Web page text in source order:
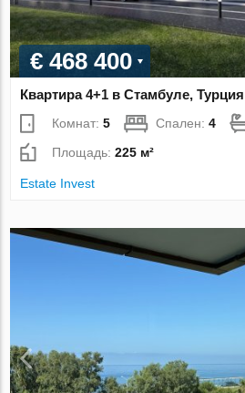
€ 468 400
Квартира 4+1 в Стамбуле,
Комнат:5 Спален:4
Площадь:225 м²
Estate Invest